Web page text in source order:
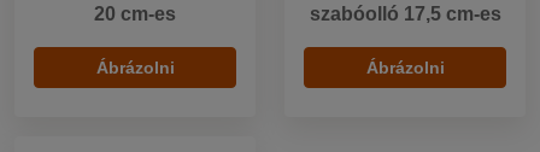
20 cm-es
Ábrázolni
szabóolló 17,5 cm-es
Ábrázolni